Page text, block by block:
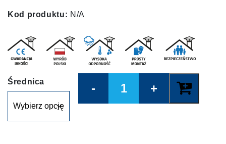
Kod produktu: N/A
Średnica